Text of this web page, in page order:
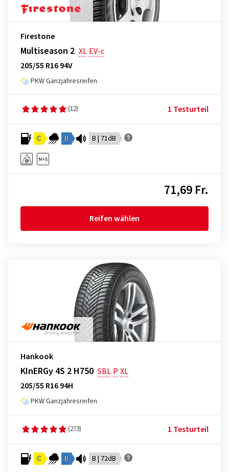
Firestone
Multiseason 2 XL EV-c
205/55 R16 94V
PKW Ganzjahresreifen
(12) 1 Testurteil
C B B | 71dB
71,69 Fr.
Reifen wählen
Hankook
KInERGy 4S 2 H750 SBL P XL
205/55 R16 94H
PKW Ganzjahresreifen
(273) 1 Testurteil
C B B | 72dB